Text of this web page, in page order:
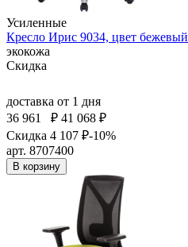
Усиленные
Кресло Ирис 9034, цвет бежевый
экокожа
Скидка
доставка от 1 дня
36 961
₽ 41 068 ₽
Скидка 4 107 ₽-10%
арт. 8707400
В корзину